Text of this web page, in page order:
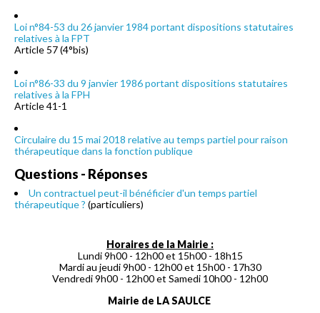
Loi n°84-53 du 26 janvier 1984 portant dispositions statutaires
relatives à la FPT
Article 57 (4°bis)
Loi n°86-33 du 9 janvier 1986 portant dispositions statutaires
relatives à la FPH
Article 41-1
Circulaire du 15 mai 2018 relative au temps partiel pour raison
thérapeutique dans la fonction publique
Questions - Réponses
Un contractuel peut-il bénéficier d'un temps partiel
thérapeutique ? (particuliers)
Horaires de la Mairie :
Lundi 9h00 - 12h00 et 15h00 - 18h15
Mardi au jeudi 9h00 - 12h00 et 15h00 - 17h30
Vendredi 9h00 - 12h00 et Samedi 10h00 - 12h00
Mairie de LA SAULCE